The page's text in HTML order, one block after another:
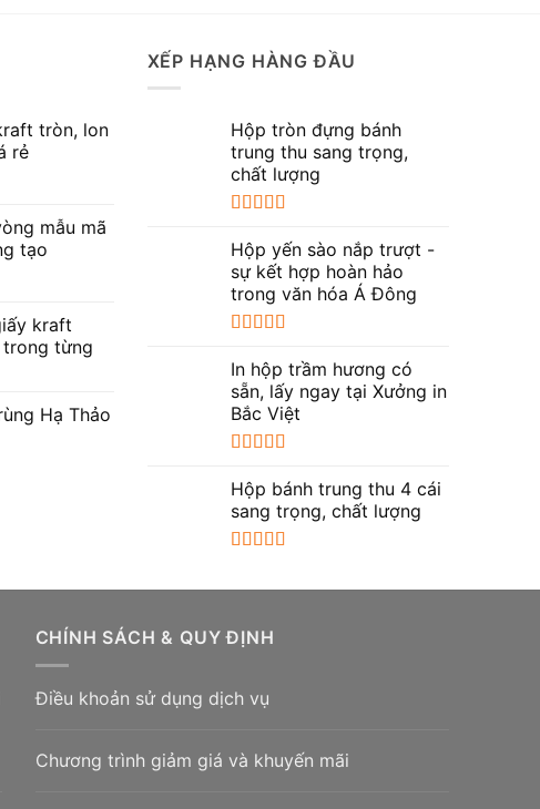
tròn, lon
rẻ
mẫu mã
tạo
kraft
từng
Hạ Thảo
XẾP HẠNG HÀNG ĐẦU
Hộp tròn đựng bánh
trung thu sang trọng,
chất lượng
hạng 5.005
sao
Hộp yến sào nắp trượt -
sự kết hợp hoàn hảo
trong văn hóa Á Đông
hạng5.005
sao
In hộp trầm hương có
sẵn, lấy ngay tại Xưởng in
Bắc Việt
hạng 5.005
sao
Hộp bánh trung thu 4 cái
sang trọng, chất lượng
CHÍNH SÁCH & QUY ĐỊNH
Điều khoản sử dụng dịch vụ
Chương trình giảm giá và khuyến mãi